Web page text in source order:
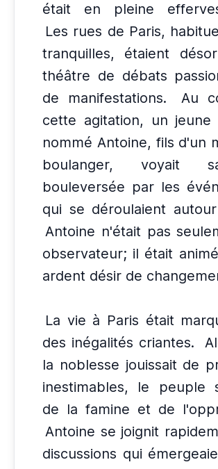
était en pleine
Les rues de Paris,
tranquilles, étaient
théâtre de débats
de manifestations.
Au
cette agitation, un jeune
nommé Antoine, fils d'un
boulanger, voyait
bouleversée par les
qui se déroulaient
Antoine n'était pas
observateur; il était
ardent désir de
La vie à Paris était
des inégalités criantes.
la noblesse jouissait de
inestimables, le peuple
de la famine et de
Antoine se joignit
discussions qui